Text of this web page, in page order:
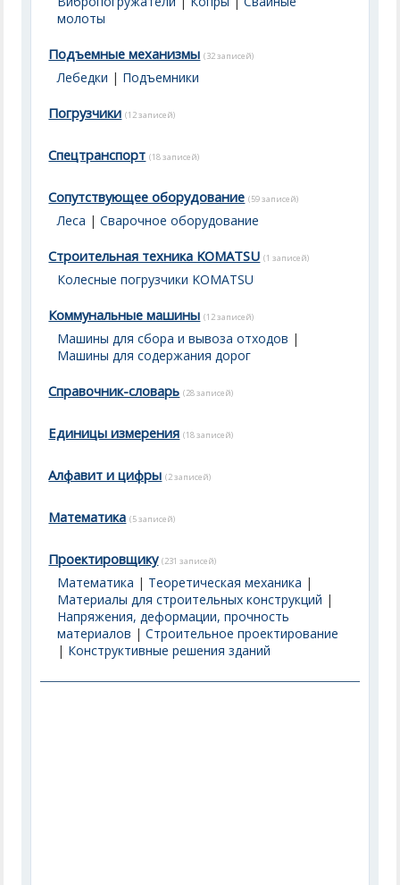
молоты
Подъемные механизмы (32 записей)
Лебедки | Подъемники
Погрузчики (12 записей)
Спецтранспорт (18 записей)
Сопутствующее оборудование (59 записей)
Леса |Сварочное оборудование
Строительная техника KOMATSU (1 записей)
Колесные погрузчики KOMATSU
Коммунальные машины (12 записей)
Машины для сбора и вывоза отходов |
Машины для содержания дорог
Справочник-словарь (28 записей)
Единицы измерения (18 записей)
Алфавит и цифры (2 записей)
Математика (5 записей)
Проектировщику (231 записей)
Математика | Теоретическая механика |
Материалы для строительных конструкций |
Напряжения, деформации, прочность
материалов |Строительное проектирование
| Конструктивные решения зданий